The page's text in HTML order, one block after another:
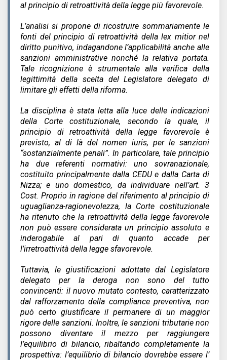
al principio di retroattività della legge più favorevole.
L’analisi si propone di ricostruire sommariamente le
fonti del principio di retroattività della lex mitior nel
diritto punitivo, indagandone l’applicabilità anche alle
sanzioni amministrative nonché la relativa portata.
Tale ricognizione è strumentale alla verifica della
legittimità della scelta del Legislatore delegato di
limitare gli effetti della riforma.
La disciplina è stata letta alla luce delle indicazioni
della Corte costituzionale, secondo la quale, il
principio di retroattività della legge favorevole è
previsto, al di là del nomen iuris, per le sanzioni
“sostanzialmente penali”. In particolare, tale principio
ha due referenti normativi: uno sovranazionale,
costituito principalmente dalla CEDU e dalla Carta di
Nizza; e uno domestico, da individuare nell’art. 3
Cost. Proprio in ragione del riferimento al principio di
uguaglianza-ragionevolezza, la Corte costituzionale
ha ritenuto che la retroattività della legge favorevole
non può essere considerata un principio assoluto e
inderogabile al pari di quanto accade per
l’irretroattività della legge sfavorevole.
Tuttavia, le giustificazioni adottate dal Legislatore
delegato per la deroga non sono del tutto
convincenti: il nuovo mutato contesto, caratterizzato
dal rafforzamento della compliance preventiva, non
può certo giustificare il permanere di un maggior
rigore delle sanzioni. Inoltre, le sanzioni tributarie non
possono diventare il mezzo per raggiungere
l’equilibrio di bilancio, ribaltando completamente la
prospettiva: l’equilibrio di bilancio dovrebbe essere l’